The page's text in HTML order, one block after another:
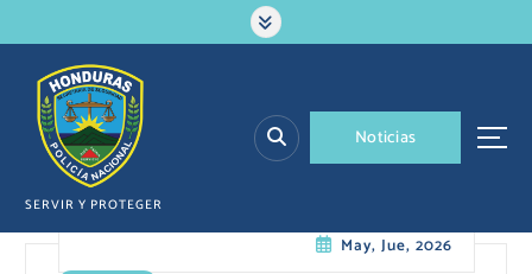
a
SERVIR Y PROTEGER
Noticias
May, Jue, 2026